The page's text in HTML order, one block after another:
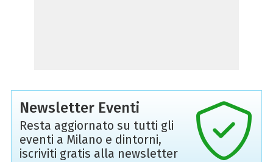
Newsletter Eventi
Resta aggiornato su tutti gli
eventi a Milano e dintorni,
iscriviti gratis alla newsletter